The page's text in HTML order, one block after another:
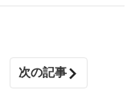
次の記事